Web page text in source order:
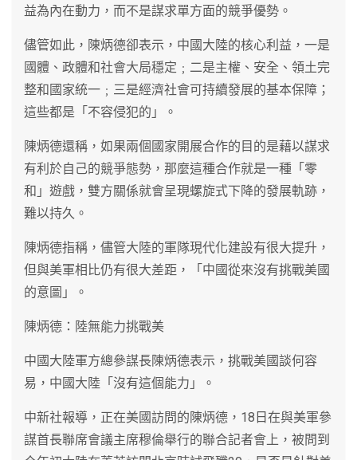
益為內在動力，而不是謀求單方面的競爭優勢。
儘管如此，陳炳德卻表示，中國大陸的核心利益，一是
國體、政體和社會大局穩定﹔二是主權、安全、領土完
整和國家統一﹔三是經濟社會可持續發展的基本保障；
這些都是「不容侵犯的」。
陳炳德還稱，如果兩個國家開展合作的目的是藉以謀求
有利於自己的競爭態勢，那麼這種合作就是一種「零
和」遊戲，雙方關係就會呈現螺旋式下降的發展軌跡，
難以持久。
陳炳德指稱，儘管大陸的軍隊現代化建設有很大提升，
但與美軍相比仍有很大差距，「中國從來沒有挑戰美國
的意圖」。
陳炳德：陸無能力挑戰美
中國大陸軍方總參謀長陳炳德表示，挑戰美國談何容
易，中國大陸「沒有這個能力」。
中新社報導，正在美國訪問的陳炳德，18日在與美軍參
謀首長聯席會議主席穆倫舉行的聯合記者會上，被問到